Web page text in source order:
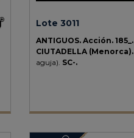
Lote 3011
ANTIGUOS. Acción. 185_.
CIUTADELLA (Menorca).
aguja). SC-.